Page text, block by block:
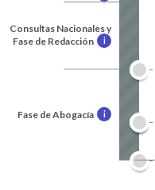
Consultas Nacionales y
Fase de Redacción
i
Fase de Abogacía i